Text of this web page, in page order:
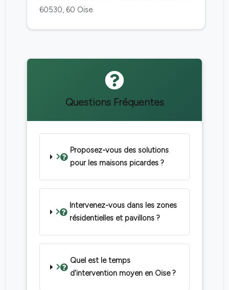
60530, 60 Oise.
Questions Fréquentes
Proposez-vous des solutions
pour les maisons picardes ?
Intervenez-vous dans les zones
résidentielles et pavillons ?
Quel est le temps
d'intervention moyen en Oise ?